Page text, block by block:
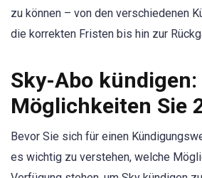
zu können – von den verschiedenen
die korrekten Fristen bis hin zur
Sky-Abo kündigen:
Möglichkeiten Sie
Bevor Sie sich für einen
es wichtig zu verstehen, welche